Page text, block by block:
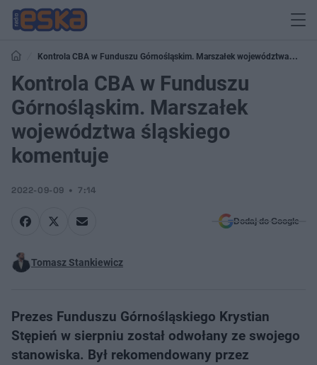
Kontrola CBA w Funduszu Górnośląskim. Marszałek województwa
śląskiego komentuje
Kontrola CBA w Funduszu
Górnośląskim. Marszałek
województwa śląskiego
komentuje
2022-09-09 7:14
Dodaj do Google
Tomasz Stankiewicz
Prezes Funduszu Górnośląskiego Krystian
Stępień w sierpniu został odwołany ze swojego
stanowiska. Był rekomendowany przez